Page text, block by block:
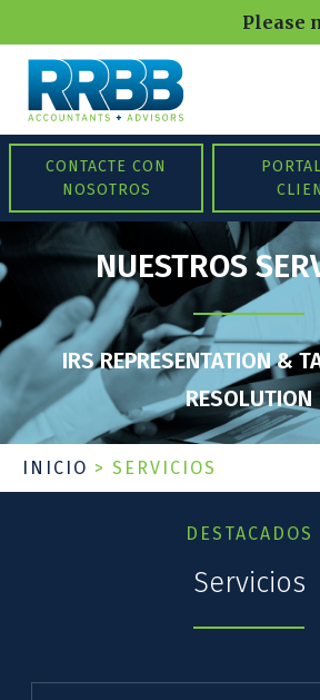
Please
CONTACTE CON
NOSOTROS
NUESTROS
IRS REPRESENTATION &
RESOLUTION
INICIO > SERVICIOS
DESTACADOS
Servicios